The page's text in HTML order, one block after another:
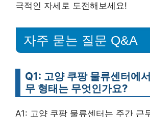
극적인 자세로 도전해보세요!
자주 묻는 질문 Q&A
Q1: 고양 쿠팡 물류센터에
무 형태는 무엇인가요?
A1: 고양 쿠팡 물류센터는 주간 근